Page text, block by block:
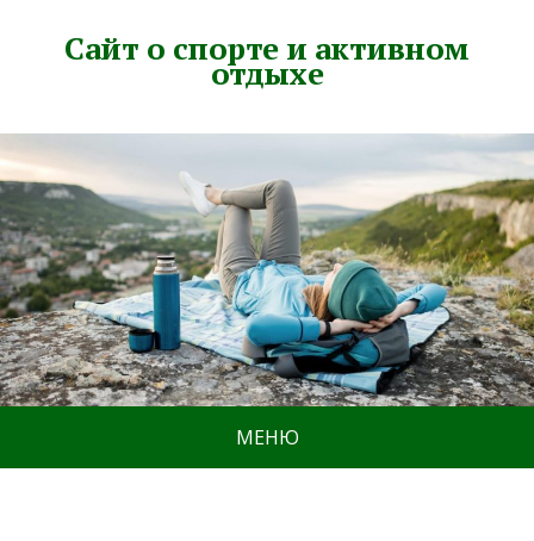
Сайт о спорте и активном
отдыхе
МЕНЮ